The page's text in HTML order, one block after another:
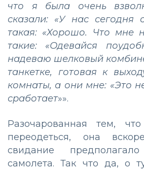
что я была очень
сказали: «У нас
такая: «Хорошо. Что мне
такие: «Одевайся
надеваю шелковый
танкетке, готовая к
комнаты, а они мне: «Это
сработает»».
Разочарованная тем,
переодеться, она
свидание
самолета. Так что да, о